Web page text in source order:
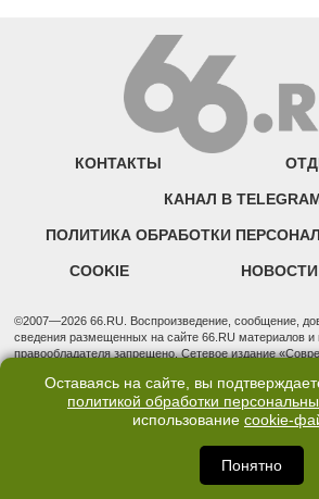
КОНТАКТЫ
КАНАЛ В
ПОЛИТИКА ОБРАБОТКИ
COOKIE
©2007—2026 66.RU. Воспроизведение, сообщение,
сведения размещенных на сайте 66.RU материалов и
правообладателя запрещено. Сетевое издание
надзору в сфере связи, информационных технологий
(Роскомнадзор). Регистрационный номер ЭЛ № ФС 77
Учредитель: Общество с ограниченной
3, оф. 7015 Фактический адрес редакции и отдела
обл., г. Екатеринбург, ул. Бориса Ельцина, д. 3, оф.
info@news.66.ru Главный редактор: Шлыков Дмитрий
Оставаясь на сайте, вы
политикой обработки
использование cookie-
Понятно